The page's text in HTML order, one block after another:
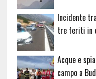
Incidente
tre feriti in
Acque e
campo a